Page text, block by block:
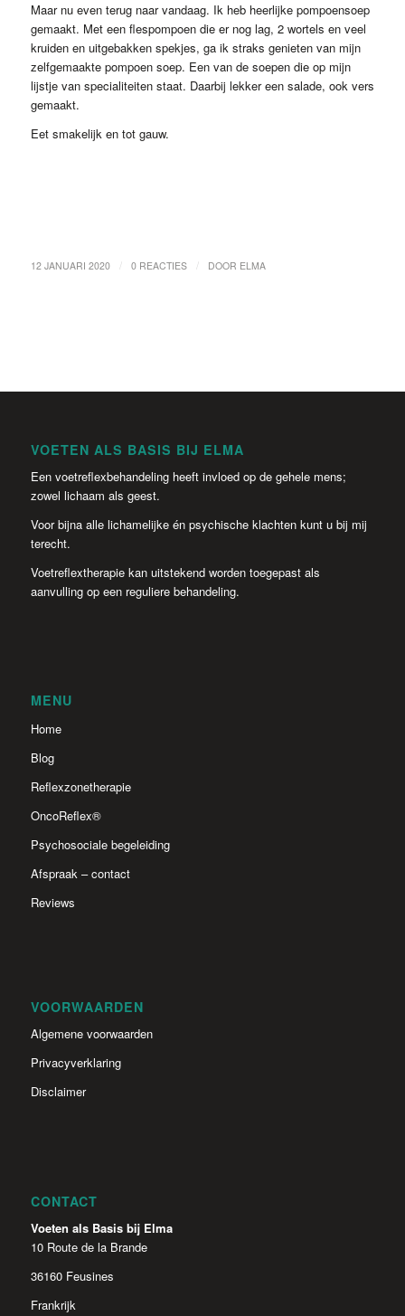
Maar nu even terug naar vandaag. Ik heb heerlijke pompoensoep
gemaakt. Met een flespompoen die er nog lag, 2 wortels en veel
kruiden en uitgebakken spekjes, ga ik straks genieten van mijn
zelfgemaakte pompoen soep. Een van de soepen die op mijn
lijstje van specialiteiten staat. Daarbij lekker een salade, ook vers
gemaakt.
Eet smakelijk en tot gauw.
12 JANUARI 2020 0 REACTIES DOOR ELMA
VOETEN ALS BASIS BIJ ELMA
Een voetreflexbehandeling heeft invloed op de gehele mens;
zowel lichaam als geest.
Voor bijna alle lichamelijke én psychische klachten kunt u bij mij
terecht.
Voetreflextherapie kan uitstekend worden toegepast als
aanvulling op een reguliere behandeling.
MENU
Home
Blog
Reflexzonetherapie
OncoReflex®
Psychosociale begeleiding
Afspraak – contact
Reviews
VOORWAARDEN
Algemene voorwaarden
Privacyverklaring
Disclaimer
CONTACT
Voeten als Basis bij Elma
10 Route de la Brande
36160 Feusines
Frankrijk